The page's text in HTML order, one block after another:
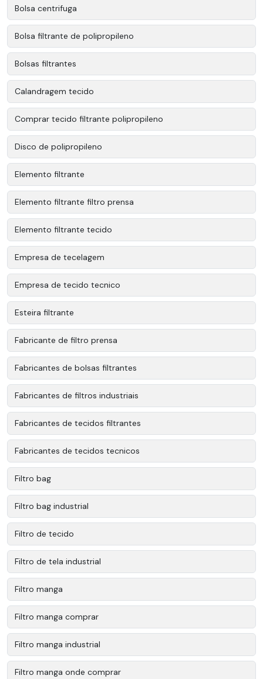
Bolsa centrifuga
Bolsa filtrante de polipropileno
Bolsas filtrantes
Calandragem tecido
Comprar tecido filtrante polipropileno
Disco de polipropileno
Elemento filtrante
Elemento filtrante filtro prensa
Elemento filtrante tecido
Empresa de tecelagem
Empresa de tecido tecnico
Esteira filtrante
Fabricante de filtro prensa
Fabricantes de bolsas filtrantes
Fabricantes de filtros industriais
Fabricantes de tecidos filtrantes
Fabricantes de tecidos tecnicos
Filtro bag
Filtro bag industrial
Filtro de tecido
Filtro de tela industrial
Filtro manga
Filtro manga comprar
Filtro manga industrial
Filtro manga onde comprar